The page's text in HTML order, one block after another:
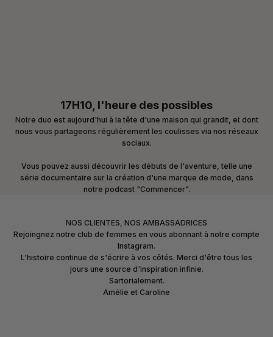
17H10, l'heure des possibles
Notre duo est aujourd'hui à la tête d'une maison qui grandit, et dont
nous vous partageons régulièrement les coulisses via nos réseaux
sociaux.
Vous pouvez aussi découvrir les débuts de l'aventure, telle une
série documentaire sur la création d'une marque de mode, dans
notre podcast "Commencer".
NOS CLIENTES, NOS AMBASSADRICES
Rejoingnez notre club de femmes en vous abonnant à notre compte
Instagram.
L'histoire continue de s'écrire à vos côtés. Merci d'être tous les
jours une source d'inspiration infinie.
Sartorialement.
Amélie et Caroline